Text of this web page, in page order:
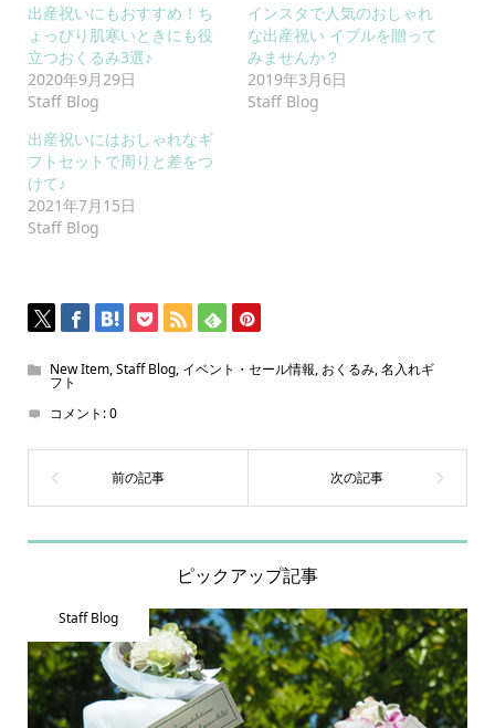
出産祝いにもおすすめ！ち
ょっぴり肌寒いときにも役
立つおくるみ3選♪
2020年9月29日
Staff Blog
インスタで人気のおしゃれ
な出産祝い イブルを贈って
みませんか？
2019年3月6日
Staff Blog
出産祝いにはおしゃれなギ
フトセットで周りと差をつ
けて♪
2021年7月15日
Staff Blog
New Item,Staff Blog, イベント・セール情報, おくるみ,名入れギ
フト
コメント:0
ピックアップ記事
Staff Blog